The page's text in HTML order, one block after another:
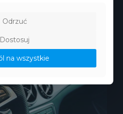
Odrzuć
Dostosuj
na wszystkie